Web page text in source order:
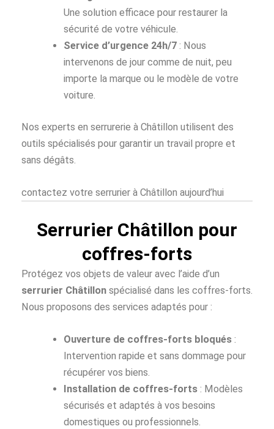
Une solution efficace pour restaurer la
sécurité de votre véhicule.
Service d’urgence 24h/7 : Nous
intervenons de jour comme de nuit, peu
importe la marque ou le modèle de votre
voiture.
Nos experts en serrurerie à Châtillon utilisent des
outils spécialisés pour garantir un travail propre et
sans dégâts.
contactez votre serrurier à Châtillon aujourd’hui
Serrurier Châtillon pour
coffres-forts
Protégez vos objets de valeur avec l’aide d’un
serrurier Châtillon spécialisé dans les coffres-forts.
Nous proposons des services adaptés pour :
Ouverture de coffres-forts bloqués :
Intervention rapide et sans dommage pour
récupérer vos biens.
Installation de coffres-forts : Modèles
sécurisés et adaptés à vos besoins
domestiques ou professionnels.